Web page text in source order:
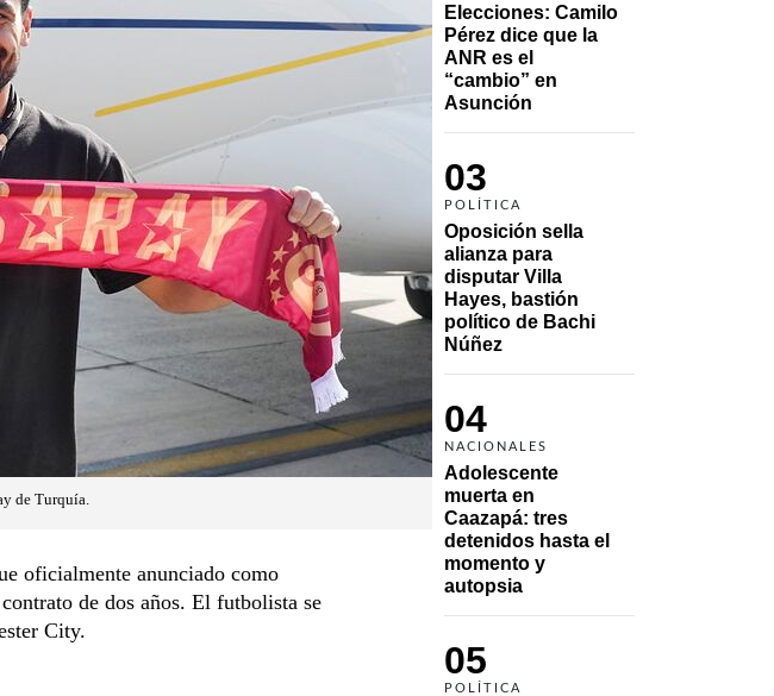
Elecciones: Camilo
Pérez dice que la
ANR es el
“cambio” en
Asunción
03
POLÍTICA
Oposición sella
alianza para
disputar Villa
Hayes, bastión
político de Bachi
Núñez
04
NACIONALES
Adolescente
muerta en
Caazapá: tres
detenidos hasta el
momento y
autopsia
05
POLÍTICA
de Turquía.
oficialmente anunciado como
de dos años. El futbolista se
City.